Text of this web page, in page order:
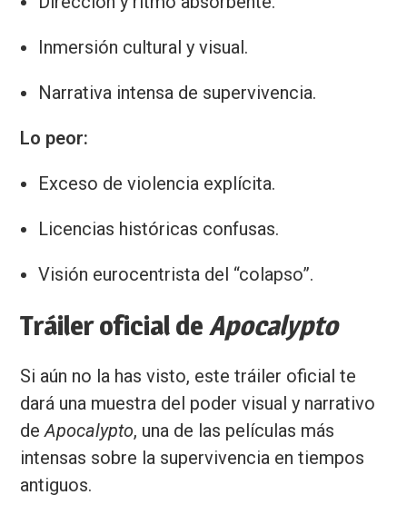
Inmersión cultural y visual.
Narrativa intensa de supervivencia.
Lo peor:
Exceso de violencia explícita.
Licencias históricas confusas.
Visión eurocentrista del “colapso”.
Tráiler oficial deApocalypto
Si aún no la has visto, este tráiler oficial te
dará una muestra del poder visual y narrativo
deApocalypto, una de las películas más
intensas sobre la supervivencia en tiempos
antiguos.